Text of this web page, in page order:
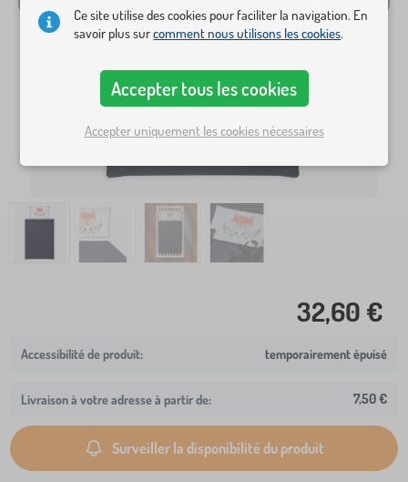
32,60 €
temporairement épuisé
Livraison à votre adresse à partir de: 7,50 €
Surveiller la disponibilité du produit
Ce site utilise des cookies pour faciliter la navigation. En
savoir plus surcomment nous utilisons les cookies.
Accepter tous les cookies
Accepter uniquement les cookies nécessaires